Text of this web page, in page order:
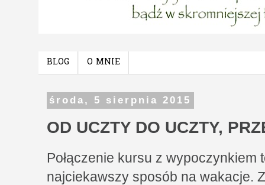
BLOG O MNIE
środa, 5 sierpnia 2015
OD UCZTY DO UCZTY,
Połączenie kursu z wypoczynkiem
najciekawszy sposób na wakacje.